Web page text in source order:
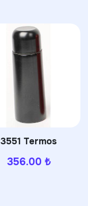
3551 Termos
356.00 ₺